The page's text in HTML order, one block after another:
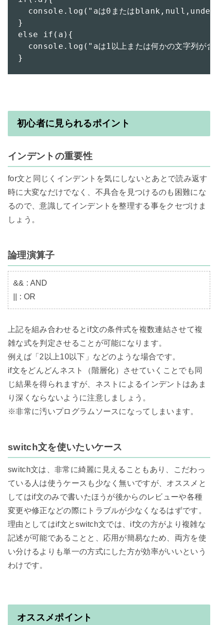
console.log("aは0または
}
else if(a){
console.log("aは1以上または何かの文字列が含
}
初心者に見られるポイント
インデントの重要性
for文と同じくインデントを気にしないとあとで読み返す
時に大変なだけでなく、不具合を見つけるのも困難にな
るので、意識してインデントを整理する事をクセづけま
しょう。
論理演算子
&& : AND
|| : OR
上記を組み合わせるとif文の条件式を複数連結させて複
雑な式を判定させることが可能になります。
例えば「2以上10以下」などのような場合です。
if文をどんどんネスト（階層化）させていくことでも同
じ結果を得られますが、ネストによるインデントはあま
り深くならないように注意しましょう。
※非常に汚いプログラムソースになってしまいます。
switch文を使いたいケース
switch文は、非常に綺麗に見えることもあり、こだわっ
ている人は使うケースも少なく無いですが、オススメと
してはif文のみで書いたほうが後からのレビューや各種
変更や修正などの際にトラブルが少なくなるはずです。
理由としてはif文とswitch文では、if文の方がより複雑な
記述が可能であることと、応用が簡易なため、両方を使
い分けるよりも単一の方式にした方が効率がいいという
わけです。
オススメポイント